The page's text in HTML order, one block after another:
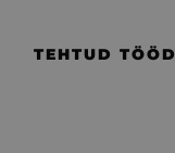
TEHTUD TÖÖD